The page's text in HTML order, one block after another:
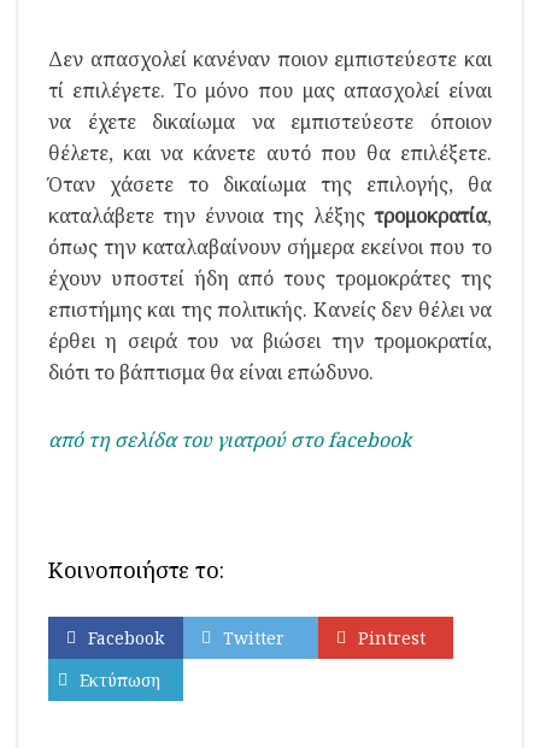
Δεν απασχολεί κανέναν ποιον εμπιστεύεστε και
τί επιλέγετε. Το μόνο που μας απασχολεί είναι
να έχετε δικαίωμα να εμπιστεύεστε όποιον
θέλετε, και να κάνετε αυτό που θα επιλέξετε.
Όταν χάσετε το δικαίωμα της επιλογής, θα
καταλάβετε την έννοια της λέξης τρομοκρατία,
όπως την καταλαβαίνουν σήμερα εκείνοι που το
έχουν υποστεί ήδη από τους τρομοκράτες της
επιστήμης και της πολιτικής. Κανείς δεν θέλει να
έρθει η σειρά του να βιώσει την τρομοκρατία,
διότι το βάπτισμα θα είναι επώδυνο.
από τη σελίδα του γιατρού στο facebook
Κοινοποιήστε το:
Facebook Twitter
Pintrest
Εκτύπωση